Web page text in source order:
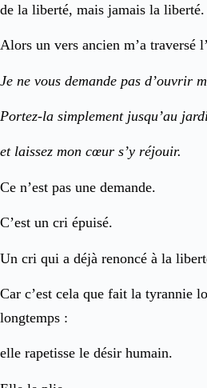
de la liberté, mais jamais la liberté.
Alors un vers ancien m’a traversé
Je ne vous demande pas d’ouvrir
Portez-la simplement jusqu’au
et laissez mon cœur s’y réjouir.
Ce n’est pas une demande.
C’est un cri épuisé.
Un cri qui a déjà renoncé à la
Car c’est cela que fait la tyrannie
longtemps :
elle rapetisse le désir humain.